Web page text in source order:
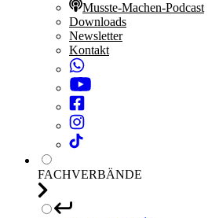
Musste-Machen-Podcast
Downloads
Newsletter
Kontakt
FACHVERBÄNDE